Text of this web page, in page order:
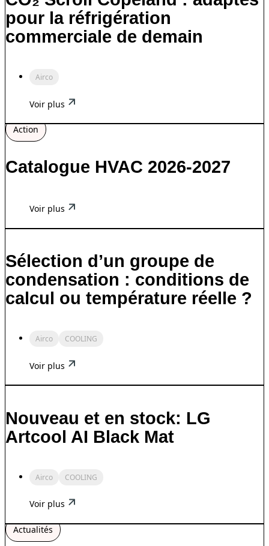
pour la réfrigération
commerciale de demain
Airco
Voir plus
Action
Catalogue HVAC 2026-2027
Voir plus
Sélection d’un groupe de
condensation : conditions de
calcul ou température réelle ?
Airco COOLING
Voir plus
Nouveau et en stock: LG
Artcool AI Black Mat
Airco COOLING
Voir plus
Actualités